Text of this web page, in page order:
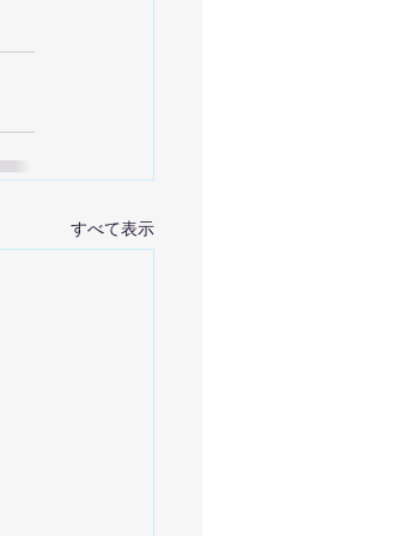
すべて表示